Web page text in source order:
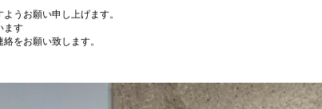
うお願い申し上げます。
ます
をお願い致します。